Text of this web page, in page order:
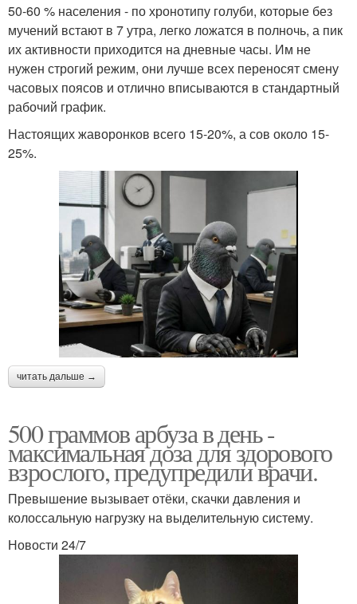
50-60 % населения - по хронотипу голуби, которые без
мучений встают в 7 утра, легко ложатся в полночь, а пик
их активности приходится на дневные часы. Им не
нужен строгий режим, они лучше всех переносят смену
часовых поясов и отлично вписываются в стандартный
рабочий график.
Настоящих жаворонков всего 15-20%, а сов около 15-
25%.
читать дальше →
500 граммов арбуза в день -
максимальная доза для здорового
взрослого, предупредили врачи.
Превышение вызывает отёки, скачки давления и
колоссальную нагрузку на выделительную систему.
Новости 24/7